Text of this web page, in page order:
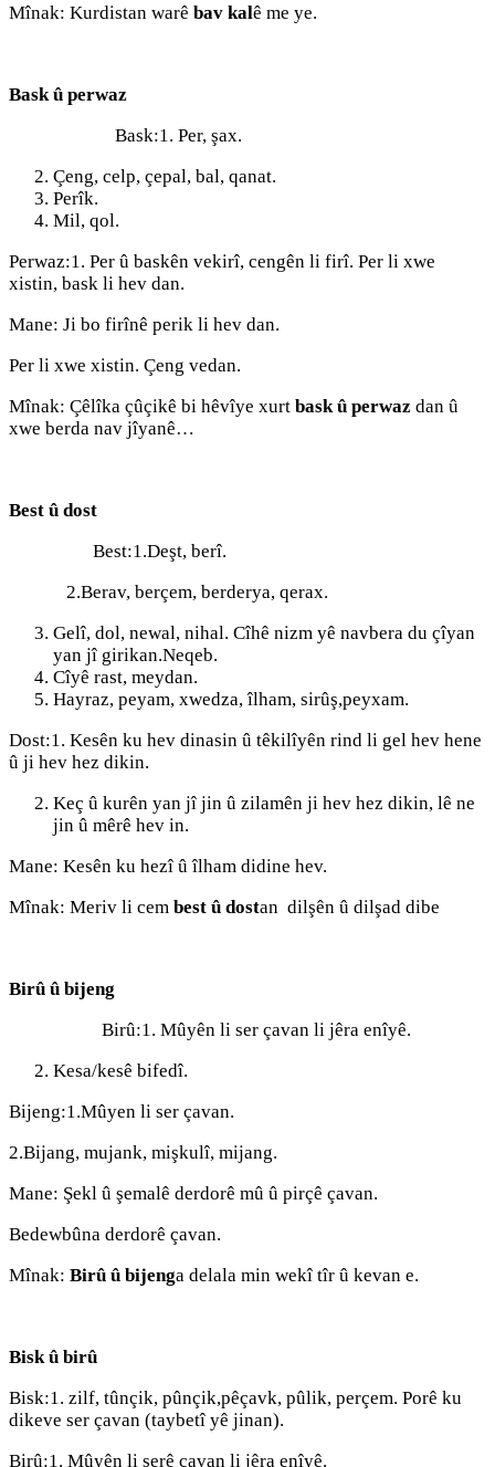
Mînak: Kurdistan warê bav kalê me ye.
Bask û perwaz
Bask:1. Per, şax.
Çeng, celp, çepal, bal, qanat.
Perîk.
Mil, qol.
Perwaz:1. Per û baskên vekirî, cengên li firî. Per li xwe
xistin, bask li hev dan.
Mane: Ji bo firînê perik li hev dan.
Per li xwe xistin. Çeng vedan.
Mînak: Çêlîka çûçikê bi hêvîye xurt bask û perwaz dan û
xwe berda nav jîyanê…
Best û dost
Best:1.Deşt, berî.
2.Berav, berçem, berderya, qerax.
Gelî, dol, newal, nihal. Cîhê nizm yê navbera du çîyan
yan jî girikan.Neqeb.
Cîyê rast, meydan.
Hayraz, peyam, xwedza, îlham, sirûş,peyxam.
Dost:1. Kesên ku hev dinasin û têkilîyên rind li gel hev hene
û ji hev hez dikin.
Keç û kurên yan jî jin û zilamên ji hev hez dikin, lê ne
jin û mêrê hev in.
Mane: Kesên ku hezî û îlham didine hev.
Mînak: Meriv li cem best û dostan dilşên û dilşad dibe
Birû û bijeng
Birû:1. Mûyên li ser çavan li jêra enîyê.
Kesa/kesê bifedî.
Bijeng:1.Mûyen li ser çavan.
2.Bijang, mujank, mişkulî, mijang.
Mane: Şekl û şemalê derdorê mû û pirçê çavan.
Bedewbûna derdorê çavan.
Mînak: Birû û bijenga delala min wekî tîr û kevan e.
Bisk û birû
Bisk:1. zilf, tûnçik, pûnçik,pêçavk, pûlik, perçem. Porê ku
dikeve ser çavan (taybetî yê jinan).
Birû:1. Mûyên li serê çavan li jêra enîyê.